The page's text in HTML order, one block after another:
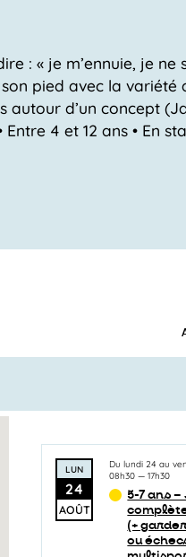
: « je m’ennuie, je ne
pied avec la variété
autour d’un concept
4 et 12 ans • En
LUN
24
AOÛT
Dulundi 24 au
08h30 —17h30
5-7 ans
(+
ou